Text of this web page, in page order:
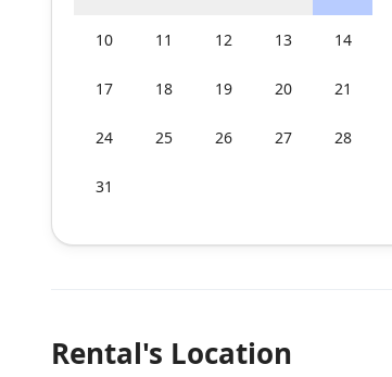
10 11 12 13 14
17 18 19 20 21
24 25 26 27 28
31
Rental's Location